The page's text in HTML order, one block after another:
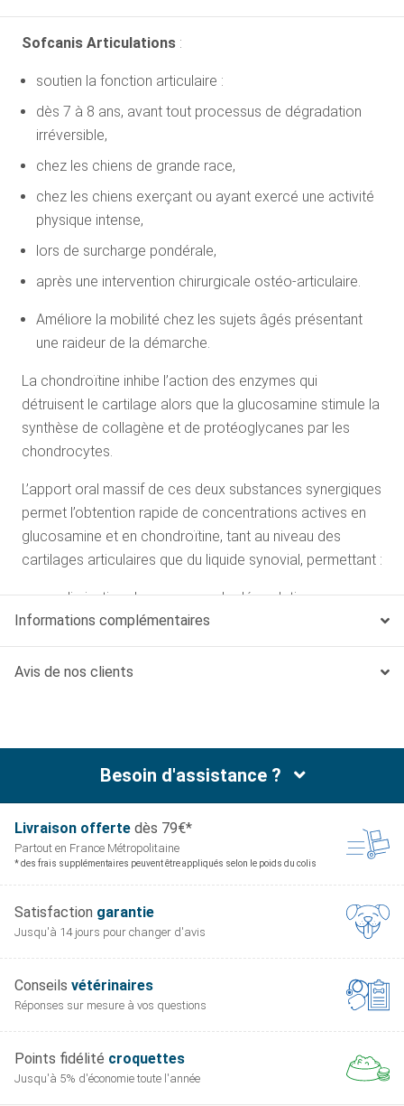
Sofcanis Articulations :
soutien la fonction articulaire :
dès 7 à 8 ans, avant tout processus de dégradation
irréversible,
chez les chiens de grande race,
chez les chiens exerçant ou ayant exercé une activité
physique intense,
lors de surcharge pondérale,
après une intervention chirurgicale ostéo-articulaire.
Améliore la mobilité chez les sujets âgés présentant
une raideur de la démarche.
La chondroïtine inhibe l’action des enzymes qui
détruisent le cartilage alors que la glucosamine stimule la
synthèse de collagène et de protéoglycanes par les
chondrocytes.
L’apport oral massif de ces deux substances synergiques
permet l’obtention rapide de concentrations actives en
glucosamine et en chondroïtine, tant au niveau des
cartilages articulaires que du liquide synovial, permettant :
une diminution des enzymes de dégradation ;
une augmentation de la concentration en acide
hyaluronique.
Informations complémentaires
Avis de nos clients
Besoin d'assistance ?
Livraison offerte dès 79€*
Partout en France Métropolitaine
* des frais supplémentaires peuvent être appliqués selon le poids du colis
Satisfaction garantie
Jusqu'à 14 jours pour changer d'avis
Conseils vétérinaires
Réponses sur mesure à vos questions
Points fidélité croquettes
Jusqu'à 5% d'économie toute l'année